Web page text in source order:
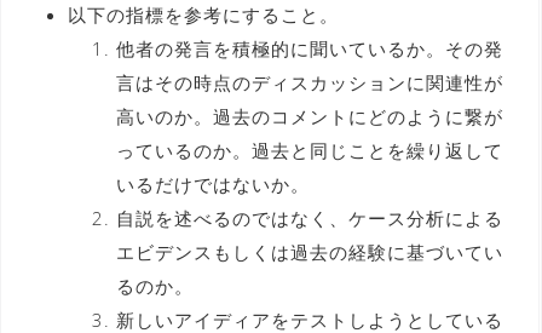
以下の指標を参考にすること。
他者の発言を積極的に聞いているか。その発
言はその時点のディスカッションに関連性が
高いのか。過去のコメントにどのように繋が
っているのか。過去と同じことを繰り返して
いるだけではないか。
自説を述べるのではなく、ケース分析による
エビデンスもしくは過去の経験に基づいてい
るのか。
新しいアイディアをテストしようとしている